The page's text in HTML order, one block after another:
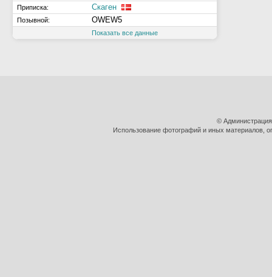
Приписка: Скаген
Позывной: OWEW5
Показать все данные
©
Использование фотографий и иных материалов,